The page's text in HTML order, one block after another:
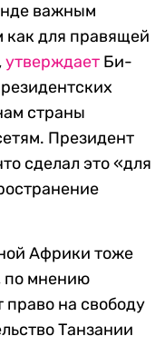
важным
как для правящей
утверждает Би-
страны
Президент
сделал это «для
Африки тоже
по мнению
на свободу
Танзании